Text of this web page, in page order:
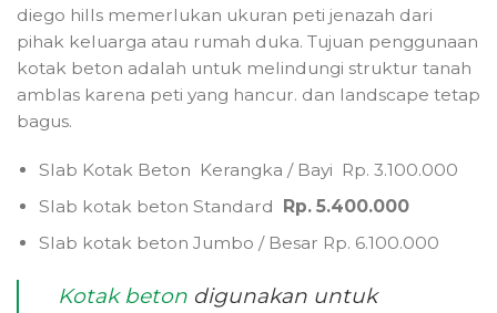
diego hills memerlukan ukuran peti jenazah dari
pihak keluarga atau rumah duka. Tujuan penggunaan
kotak beton adalah untuk melindungi struktur tanah
amblas karena peti yang hancur. dan landscape tetap
bagus.
Slab Kotak Beton Kerangka / Bayi Rp. 3.100.000
Slab kotak beton Standard Rp. 5.400.000
Slab kotak beton Jumbo / Besar Rp. 6.100.000
Kotak betondigunakan untuk